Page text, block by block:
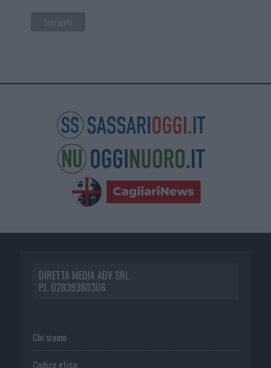
DIRETTA MEDIA ADV SRL
P.I. 02839380306
Chi siamo
Codice etico